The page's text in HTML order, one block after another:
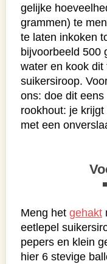
gelijke
grammen) te
te laten inkoken
bijvoorbeeld 500
water en kook dit
suikersiroop.
ons: doe dit
rookhout: je
met een
Meng het gehakt
eetlepel
pepers en klein
hier 6 stevige